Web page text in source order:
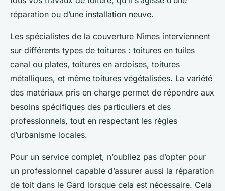
réparation ou d’une installation neuve.
Les spécialistes de la couverture Nîmes interviennent
sur différents types de toitures : toitures en tuiles
canal ou plates, toitures en ardoises, toitures
métalliques, et même toitures végétalisées. La variété
des matériaux pris en charge permet de répondre aux
besoins spécifiques des particuliers et des
professionnels, tout en respectant les règles
d’urbanisme locales.
Pour un service complet, n’oubliez pas d’opter pour
un professionnel capable d’assurer aussi la réparation
de toit dans le Gard lorsque cela est nécessaire. Cela